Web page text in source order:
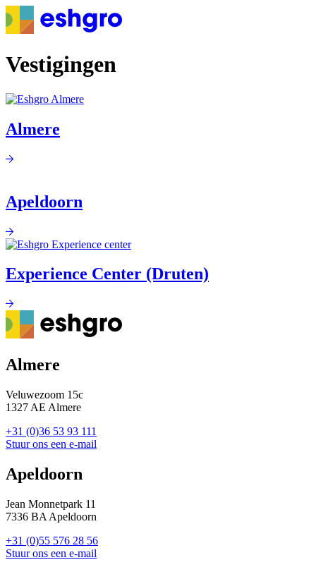
Overslaan
en
naar
inhoud
gaan
Vestigingen
Almere
Apeldoorn
Experience Center (Druten)
Almere
Veluwezoom 15c
1327 AE Almere
+31 (0)36 53 93 111
Stuur ons een e-mail
Apeldoorn
Jean Monnetpark 11
7336 BA Apeldoorn
+31 (0)55 576 28 56
Stuur ons een e-mail